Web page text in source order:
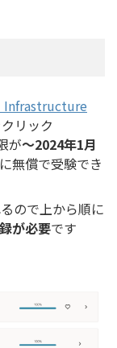
Infrastructure
リック
が～2024年1月
無償で受験でき
ので上から順に
が必要です